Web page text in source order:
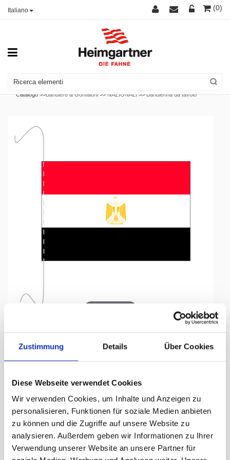
Zustimmung Details Über Cookies
Diese Webseite verwendet Cookies
Wir verwenden Cookies, um Inhalte und Anzeigen zu
personalisieren, Funktionen für soziale Medien anbieten
zu können und die Zugriffe auf unsere Website zu
analysieren. Außerdem geben wir Informationen zu Ihrer
Verwendung unserer Website an unsere Partner für
Italiano (0)
Catalogo >>Bandiere & Gonfaloni >>NAZIONALI >>Bandierina da tavolo
Bandierina da tavolo, compresi
cordicella
Egitto, 10 x 15 cm
giorni di consegna:ca. 5-7 Arbeitstage